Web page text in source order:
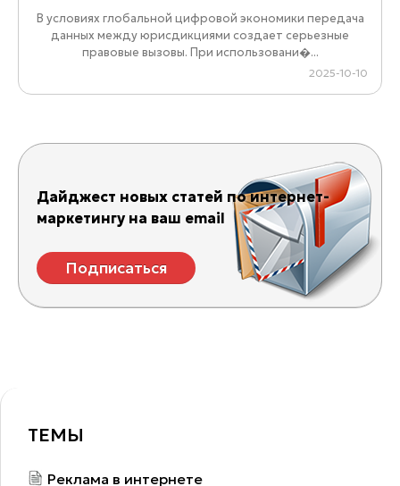
В условиях глобальной цифровой экономики передача
данных между юрисдикциями создает серьезные
правовые вызовы. При использовани�...
2025-10-10
Дайджест новых статей по интернет-
маркетингу на ваш email
Подписаться
ТЕМЫ
Реклама в интернете